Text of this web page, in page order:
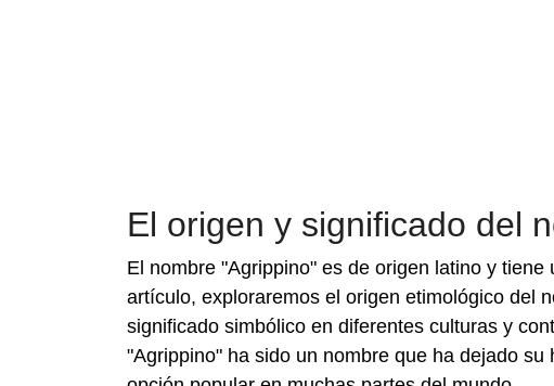
El origen y significado del
El nombre "Agrippino" es de origen latino y
artículo, exploraremos el origen etimológico del
significado simbólico en diferentes culturas y
"Agrippino" ha sido un nombre que ha dejado